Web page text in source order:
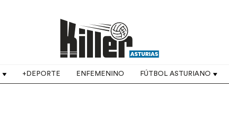
+DEPORTE ENFEMENINO FÚTBOL ASTURIANO